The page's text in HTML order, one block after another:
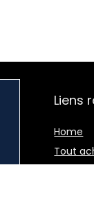
Liens
Home
Tout